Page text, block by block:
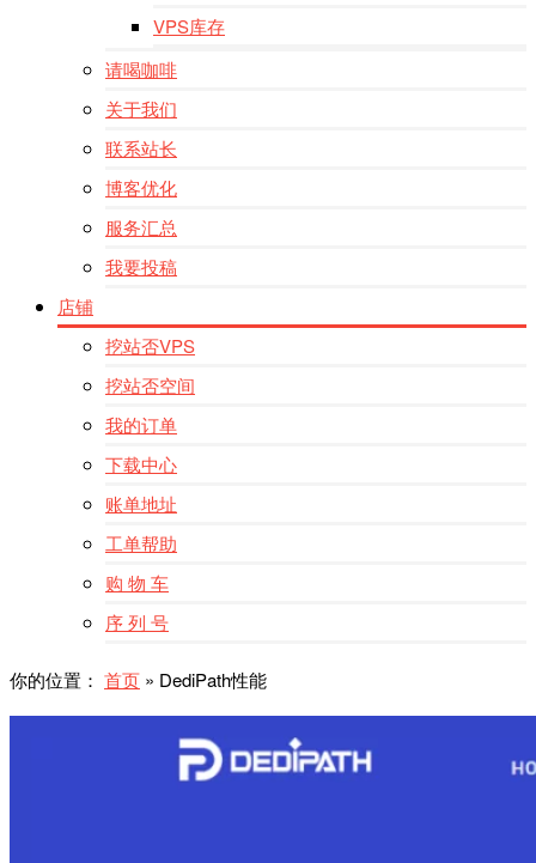
VPS库存
请喝咖啡
关于我们
联系站长
博客优化
服务汇总
我要投稿
店铺
挖站否VPS
挖站否空间
我的订单
下载中心
账单地址
工单帮助
购 物 车
序 列 号
你的位置： 首页 » DediPath性能